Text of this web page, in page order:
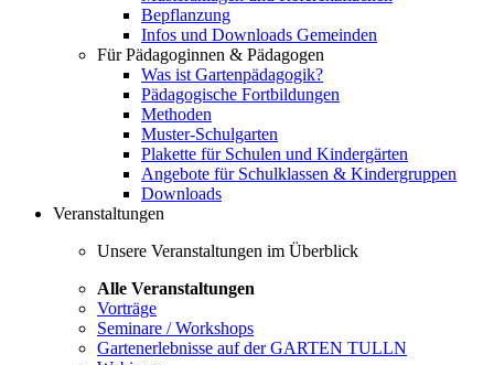
Bepflanzung
Infos und Downloads Gemeinden
Für Pädagoginnen & Pädagogen
Was ist Gartenpädagogik?
Pädagogische Fortbildungen
Methoden
Muster-Schulgarten
Plakette für Schulen und Kindergärten
Angebote für Schulklassen & Kindergruppen
Downloads
Veranstaltungen
Unsere Veranstaltungen im Überblick
Alle Veranstaltungen
Vorträge
Seminare / Workshops
Gartenerlebnisse auf der GARTEN TULLN